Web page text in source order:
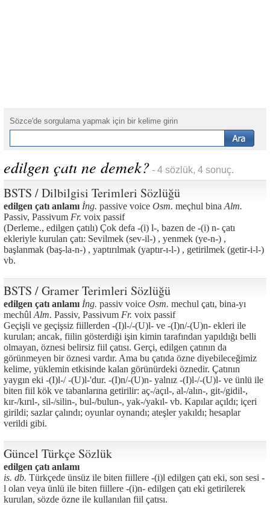
Sözce'de sorgulama yapmak için bir kelime girin
edilgen çatı ne demek? - 4 sözlük, 4 sonuç.
BSTS / Dilbilgisi Terimleri Sözlüğü
edilgen çatı anlamı İng. passive voice Osm. meçhul bina Alm.
Passiv, Passivum Fr. voix passif
(Derleme., edilgen çatılı) Çok defa -(i) l-, bazen de -(i) n- çatı
ekleriyle kurulan çatı: Sevilmek (sev-il-) , yenmek (ye-n-) ,
başlanmak (baş-la-n-) , yaptırılmak (yaptır-ı-l-) , getirilmek (getir-i-l-)
vb.
BSTS / Gramer Terimleri Sözlüğü
edilgen çatı anlamı İng. passiv voice Osm. mechul çatı, bina-yı
mechûl Alm. Passiv, Passivum Fr. voix passif
Geçişli ve geçişsiz fiillerden -(I)l-/-(U)l- ve -(I)n/-(U)n- ekleri ile
kurulan; ancak, fiilin gösterdiği işin kimin tarafından yapıldığı belli
olmayan, öznesi belirsiz fiil çatısı. Gerçi, edilgen çatının da
görünmeyen bir öznesi vardır. Ama bu çatıda özne diyebileceğimiz
kelime, yüklemin etkisinde kalan görünürdeki öznedir. Çatının
yaygın eki -(I)l-/ -(U)l-'dur. -(I)n/-(U)n- yalnız -(I)l-/-(U)l- ve ünlü ile
biten fiil kök ve tabanlarına getirilir: aç-/açıl-, al-/alın-, git-/gidil-,
kır-/kırıl-, sil-/silin-, bul-/bulun-, yak-/yakıl- vb. Kapılar açıldı; içeri
girildi; sazlar çalındı; oyunlar oynandı; ateşler yakıldı; hesaplar
verildi gibi.
Güncel Türkçe Sözlük
edilgen çatı anlamı
is. db. Türkçede ünsüz ile biten fiillere -(i)l edilgen çatı eki, son sesi -
l olan veya ünlü ile biten fiillere -(i)n- edilgen çatı eki getirilerek
kurulan, sözde özne ile kullanılan fiil çatısı.